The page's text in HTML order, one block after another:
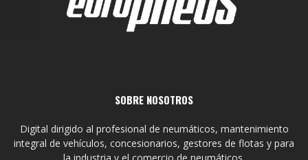
SOBRE NOSOTROS
Digital dirigido al profesional de neumáticos, mantenimiento
integral de vehículos, concesionarios, gestores de flotas y para